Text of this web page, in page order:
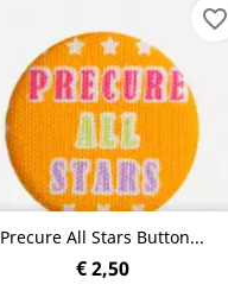
Precure All Stars Button...
€ 2,50
favorite_border